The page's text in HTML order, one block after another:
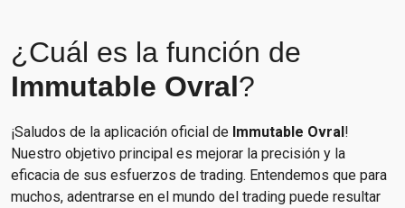
¿Cuál es la función de
Immutable Ovral?
¡Saludos de la aplicación oficial de Immutable Ovral!
Nuestro objetivo principal es mejorar la precisión y la
eficacia de sus esfuerzos de trading. Entendemos que para
muchos, adentrarse en el mundo del trading puede resultar